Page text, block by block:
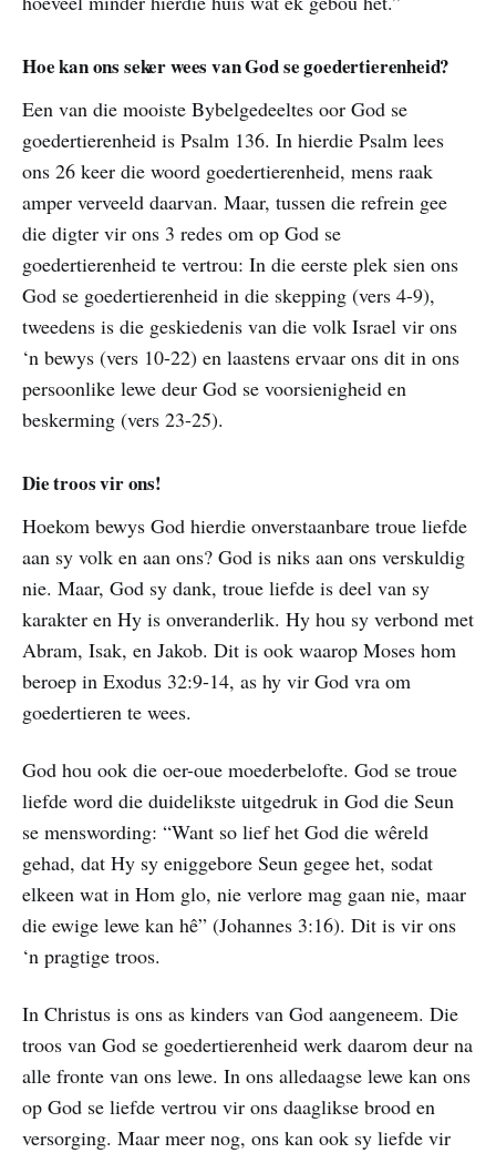
Hoe kan ons seker wees van God se goedertierenheid?
Een van die mooiste Bybelgedeeltes oor God se
goedertierenheid is Psalm 136. In hierdie Psalm lees
ons 26 keer die woord goedertierenheid, mens raak
amper verveeld daarvan. Maar, tussen die refrein gee
die digter vir ons 3 redes om op God se
goedertierenheid te vertrou: In die eerste plek sien ons
God se goedertierenheid in die skepping (vers 4-9),
tweedens is die geskiedenis van die volk Israel vir ons
‘n bewys (vers 10-22) en laastens ervaar ons dit in ons
persoonlike lewe deur God se voorsienigheid en
beskerming (vers 23-25).
Die troos vir ons!
Hoekom bewys God hierdie onverstaanbare troue liefde
aan sy volk en aan ons? God is niks aan ons verskuldig
nie. Maar, God sy dank, troue liefde is deel van sy
karakter en Hy is onveranderlik. Hy hou sy verbond met
Abram, Isak, en Jakob. Dit is ook waarop Moses hom
beroep in Exodus 32:9-14, as hy vir God vra om
goedertieren te wees.
God hou ook die oer-oue moederbelofte. God se troue
liefde word die duidelikste uitgedruk in God die Seun
se menswording: “Want so lief het God die wêreld
gehad, dat Hy sy eniggebore Seun gegee het, sodat
elkeen wat in Hom glo, nie verlore mag gaan nie, maar
die ewige lewe kan hê” (Johannes 3:16). Dit is vir ons
‘n pragtige troos.
In Christus is ons as kinders van God aangeneem. Die
troos van God se goedertierenheid werk daarom deur na
alle fronte van ons lewe. In ons alledaagse lewe kan ons
op God se liefde vertrou vir ons daaglikse brood en
versorging. Maar meer nog, ons kan ook sy liefde vir